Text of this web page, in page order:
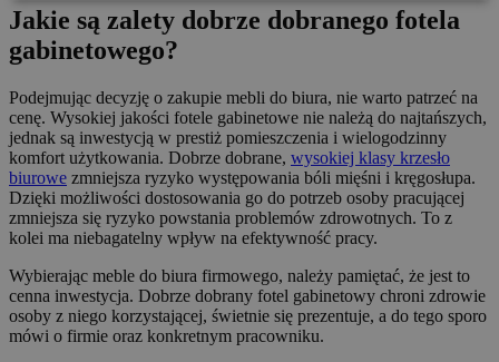
Jakie są zalety dobrze dobranego fotela
gabinetowego?
Podejmując decyzję o zakupie mebli do biura, nie warto patrzeć na
cenę. Wysokiej jakości fotele gabinetowe nie należą do najtańszych,
jednak są inwestycją w prestiż pomieszczenia i wielogodzinny
komfort użytkowania. Dobrze dobrane, wysokiej klasy krzesło
biurowe zmniejsza ryzyko występowania bóli mięśni i kręgosłupa.
Dzięki możliwości dostosowania go do potrzeb osoby pracującej
zmniejsza się ryzyko powstania problemów zdrowotnych. To z
kolei ma niebagatelny wpływ na efektywność pracy.
Wybierając meble do biura firmowego, należy pamiętać, że jest to
cenna inwestycja. Dobrze dobrany fotel gabinetowy chroni zdrowie
osoby z niego korzystającej, świetnie się prezentuje, a do tego sporo
mówi o firmie oraz konkretnym pracowniku.